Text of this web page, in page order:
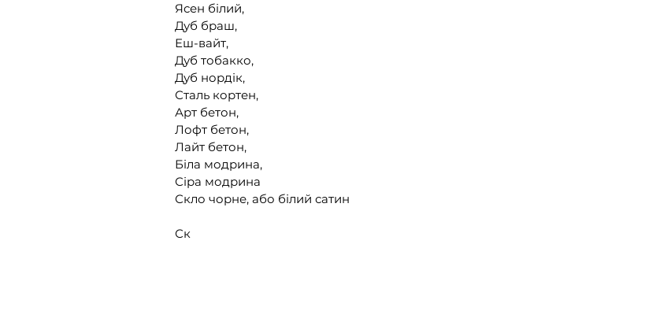
Ясен білий,
Дуб браш,
Еш-вайт,
Дуб тобакко,
Дуб нордік,
Сталь кортен,
Арт бетон,
Лофт бетон,
Лайт бетон,
Біла модрина,
Сіра модрина
Скло чорне, або білий сатин
Ск